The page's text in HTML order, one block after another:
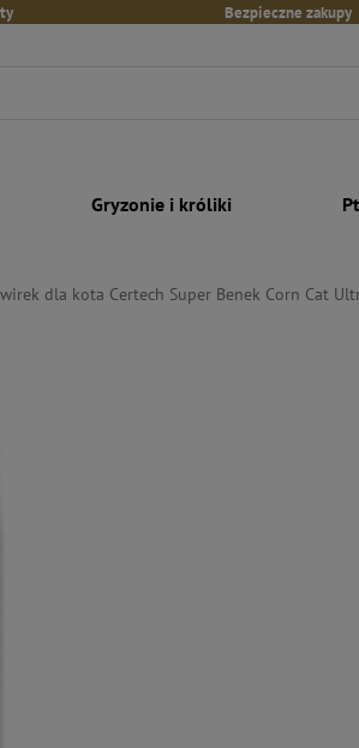
Bezpieczne zakupy
Gryzonie i króliki
dla kota Certech Super Benek Corn Cat